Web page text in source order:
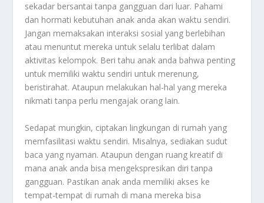
sekadar bersantai tanpa gangguan dari luar. Pahami
dan hormati kebutuhan anak anda akan waktu sendiri.
Jangan memaksakan interaksi sosial yang berlebihan
atau menuntut mereka untuk selalu terlibat dalam
aktivitas kelompok. Beri tahu anak anda bahwa penting
untuk memiliki waktu sendiri untuk merenung,
beristirahat. Ataupun melakukan hal-hal yang mereka
nikmati tanpa perlu mengajak orang lain.
Sedapat mungkin, ciptakan lingkungan di rumah yang
memfasilitasi waktu sendiri. Misalnya, sediakan sudut
baca yang nyaman. Ataupun dengan ruang kreatif di
mana anak anda bisa mengekspresikan diri tanpa
gangguan. Pastikan anak anda memiliki akses ke
tempat-tempat di rumah di mana mereka bisa